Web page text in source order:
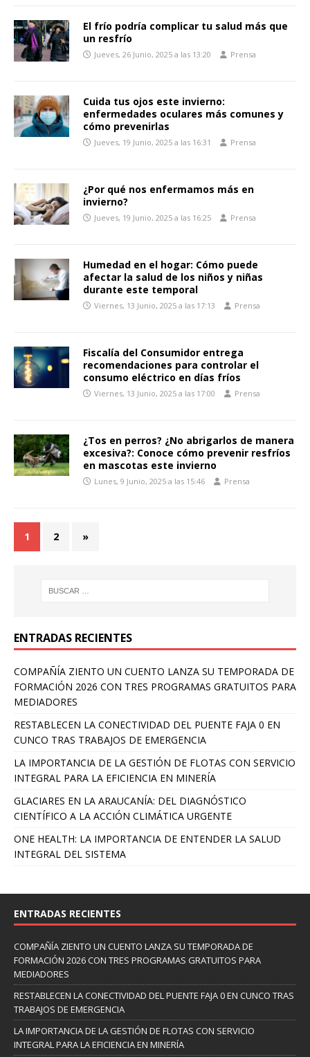
El frío podría complicar tu salud más que
un resfrío
Jueves, 26 Junio, 2025 a las 13:20 Prensa
Cuida tus ojos este invierno:
enfermedades oculares más comunes y
cómo prevenirlas
Jueves, 19 Junio, 2025 a las 16:31 Prensa
¿Por qué nos enfermamos más en
invierno?
Jueves, 19 Junio, 2025 a las 16:25 Prensa
Humedad en el hogar: Cómo puede
afectar la salud de los niños y niñas
durante este temporal
Viernes, 13 Junio, 2025 a las 17:13 Prensa
Fiscalía del Consumidor entrega
recomendaciones para controlar el
consumo eléctrico en días fríos
Viernes, 13 Junio, 2025 a las 17:00 Prensa
¿Tos en perros? ¿No abrigarlos de manera
excesiva?: Conoce cómo prevenir resfríos
en mascotas este invierno
Lunes, 9 Junio, 2025 a las 15:46 Prensa
1 2 »
ENTRADAS RECIENTES
COMPAÑÍA ZIENTO UN CUENTO LANZA SU TEMPORADA DE
FORMACIÓN 2026 CON TRES PROGRAMAS GRATUITOS PARA
MEDIADORES
RESTABLECEN LA CONECTIVIDAD DEL PUENTE FAJA 0 EN
CUNCO TRAS TRABAJOS DE EMERGENCIA
LA IMPORTANCIA DE LA GESTIÓN DE FLOTAS CON SERVICIO
INTEGRAL PARA LA EFICIENCIA EN MINERÍA
GLACIARES EN LA ARAUCANÍA: DEL DIAGNÓSTICO
CIENTÍFICO A LA ACCIÓN CLIMÁTICA URGENTE
ONE HEALTH: LA IMPORTANCIA DE ENTENDER LA SALUD
INTEGRAL DEL SISTEMA
ENTRADAS RECIENTES
COMPAÑÍA ZIENTO UN CUENTO LANZA SU TEMPORADA DE
FORMACIÓN 2026 CON TRES PROGRAMAS GRATUITOS PARA
MEDIADORES
RESTABLECEN LA CONECTIVIDAD DEL PUENTE FAJA 0 EN CUNCO TRAS
TRABAJOS DE EMERGENCIA
LA IMPORTANCIA DE LA GESTIÓN DE FLOTAS CON SERVICIO
INTEGRAL PARA LA EFICIENCIA EN MINERÍA